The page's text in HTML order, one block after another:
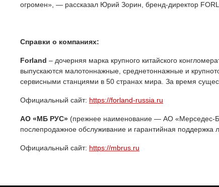
огромен», — рассказал Юрий Зорин, бренд-директор
Справки о компаниях:
Forland – дочерняя марка крупного китайского
выпускаются малотоннажные, среднетоннажные и
сервисными станциями в 50 странах мира. За время
Официальный сайт: https://forland-russia.ru
АО «МБ РУС» (прежнее наименование — AO «Мерседес-
послепродажное обслуживание и гарантийная поддержка
Официальный сайт: https://mbrus.ru